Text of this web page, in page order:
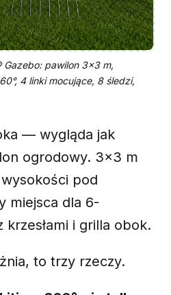
pawilon 3×3 m,
4 linki mocujące, 8 śledzi,
— wygląda jak
ogrodowy. 3×3 m
pod
miejsca dla 6-
krzesłami i grilla obok.
to trzy rzeczy.